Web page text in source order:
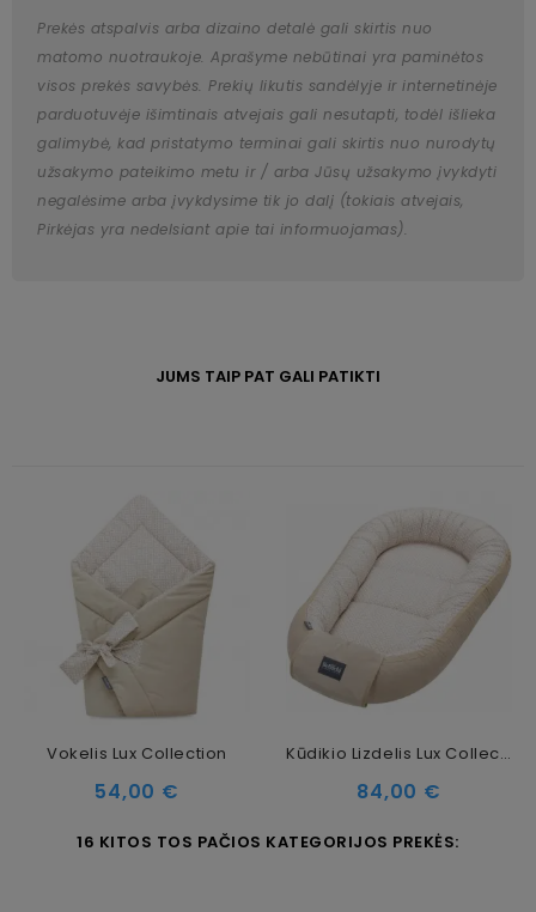
Prekės atspalvis arba dizaino detalė gali skirtis nuo
matomo nuotraukoje. Aprašyme nebūtinai yra paminėtos
visos prekės savybės. Prekių likutis sandėlyje ir internetinėje
parduotuvėje išimtinais atvejais gali nesutapti, todėl išlieka
galimybė, kad pristatymo terminai gali skirtis nuo nurodytų
užsakymo pateikimo metu ir / arba Jūsų užsakymo įvykdyti
negalėsime arba įvykdysime tik jo dalį (tokiais atvejais,
Pirkėjas yra nedelsiant apie tai informuojamas).
JUMS TAIP PAT GALI PATIKTI
Vokelis Lux Collection
Kaina
54,00 €
Kūdikio Lizdelis Lux Collection
Kaina
84,00 €
16 KITOS TOS PAČIOS KATEGORIJOS PREKĖS: